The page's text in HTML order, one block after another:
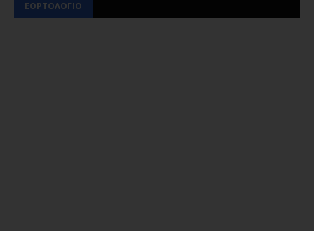
ΕΟΡΤΟΛΟΓΙΟ